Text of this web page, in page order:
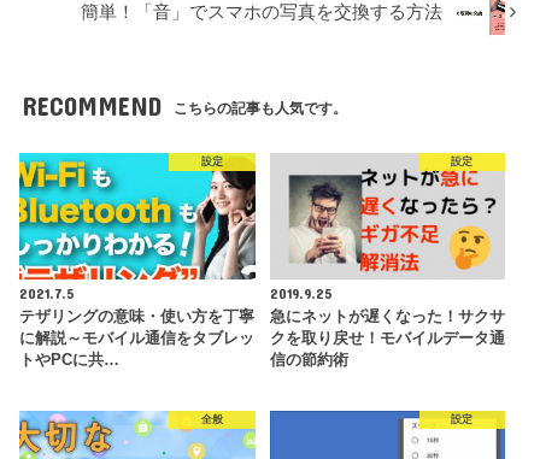
簡単！「音」でスマホの写真を交換する方法
RECOMMEND こちらの記事も人気です。
設定
2021.7.5
テザリングの意味・使い方を丁寧
に解説～モバイル通信をタブレッ
トやPCに共…
設定
2019.9.25
急にネットが遅くなった！サクサ
クを取り戻せ！モバイルデータ通
信の節約術
全般 設定